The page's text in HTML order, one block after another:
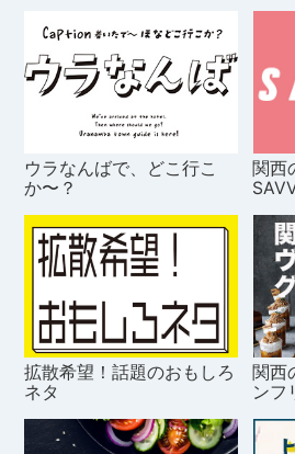
ウラなんばで、どこ行こ
か〜？
関西
拡散希望！話題のおもしろ
ネタ
関西
ンフ